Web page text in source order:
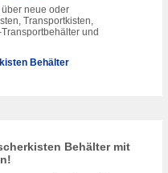
neue oder
Transportkisten,
und
Behälter
Behälter mit